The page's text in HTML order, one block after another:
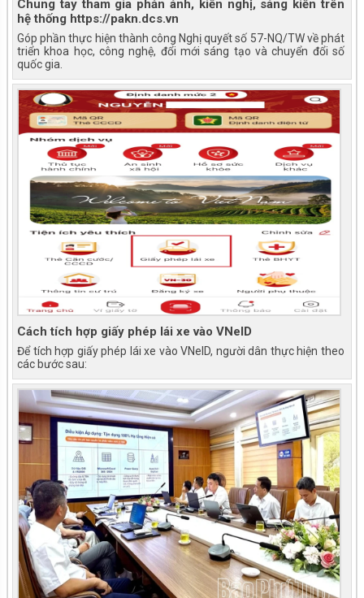
Chung tay tham gia phản ánh, kiến nghị, sáng kiến trên
hệ thống https://pakn.dcs.vn
Góp phần thực hiện thành công Nghị quyết số 57-NQ/TW về phát
triển khoa học, công nghệ, đổi mới sáng tạo và chuyển đổi số
quốc gia.
Cách tích hợp giấy phép lái xe vào VNeID
Để tích hợp giấy phép lái xe vào VNeID, người dân thực hiện theo
các bước sau: